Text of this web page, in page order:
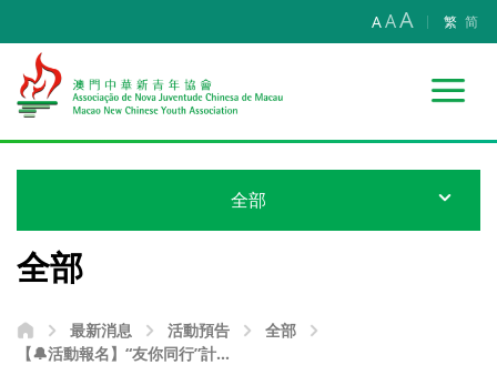
AAA 繁 简
全部
全部
最新消息 活動預告
全部
【🔔活動報名】“友你同行”計劃